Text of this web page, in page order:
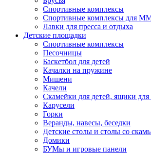
Спортивные комплексы
Спортивные комплексы для
Лавки для пресса и отдыха
Детские площадки
Спортивные комплексы
Песочницы
Баскетбол для детей
Качалки на пружине
Мишени
Качели
Скамейки для детей, ящики
Карусели
Горки
Веранды, навесы, беседки
Детские столы и столы со
Домики
БУМы и игровые панели